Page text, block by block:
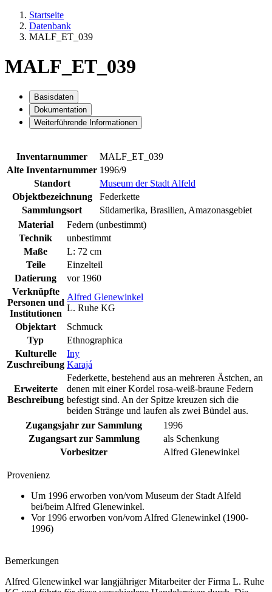
Startseite
Datenbank
MALF_ET_039
MALF_ET_039
Basisdaten
Dokumentation
Weiterführende Informationen
Inventarnummer
MALF_ET_039
Alte Inventarnummer 1996/9
Standort
Museum der Stadt Alfeld
Objektbezeichnung
Federkette
Sammlungsort
Südamerika, Brasilien, Amazonasgebiet
Material
Federn (unbestimmt)
Technik
unbestimmt
Maße
L: 72 cm
Teile
Einzelteil
Datierung
vor 1960
Verknüpfte
Personen und
Institutionen
Alfred Glenewinkel
L. Ruhe KG
Objektart
Schmuck
Typ
Ethnographica
Kulturelle
Zuschreibung
Iny
Karajá
Erweiterte
Beschreibung
Federkette, bestehend aus an mehreren Ästchen, an
denen mit einer Kordel rosa-weiß-braune Federn
befestigt sind. An der Spitze kreuzen sich die
beiden Stränge und laufen als zwei Bündel aus.
Zugangsjahr zur Sammlung
1996
Zugangsart zur Sammlung
als Schenkung
Vorbesitzer
Alfred Glenewinkel
Provenienz
Um 1996 erworben von/vom Museum der Stadt Alfeld
bei/beim Alfred Glenewinkel.
Vor 1996 erworben von/vom Alfred Glenewinkel (1900-
1996)
Bemerkungen
Alfred Glenewinkel war langjähriger Mitarbeiter der Firma L. Ruhe